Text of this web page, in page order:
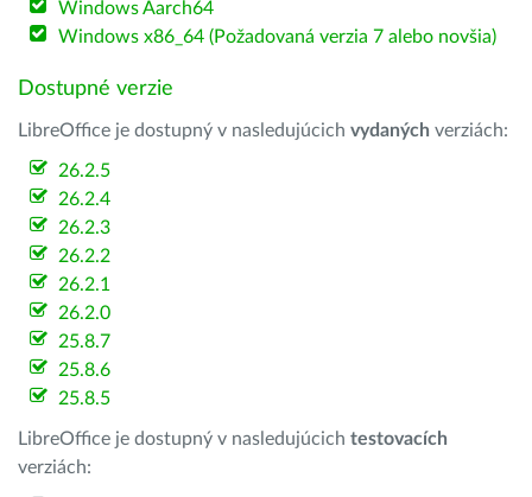
Windows Aarch64
Windows x86_64 (Požadovaná verzia 7 alebo novšia)
Dostupné verzie
LibreOffice je dostupný v nasledujúcich vydaných verziách:
26.2.5
26.2.4
26.2.3
26.2.2
26.2.1
26.2.0
25.8.7
25.8.6
25.8.5
LibreOffice je dostupný v nasledujúcich testovacích
verziách: